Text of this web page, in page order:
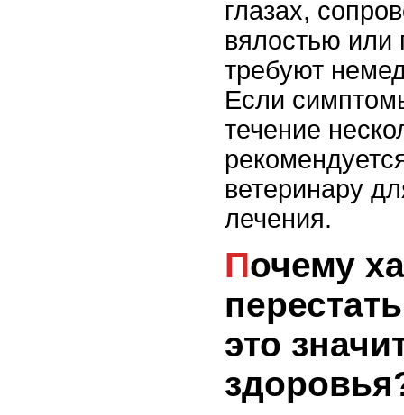
глазах,
вялостью или
требуют
Если
течение
ветеринару
лечения.
Почему хамелеон может
это